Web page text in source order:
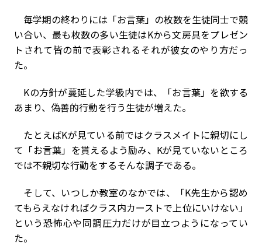
毎学期の終わりには「お言葉」の枚数を生徒同士で競
い合い、最も枚数の多い生徒はKから文房具をプレゼン
トされて皆の前で表彰される――それが彼女のやり方だっ
た。
Kの方針が蔓延した学級内では、「お言葉」を欲する
あまり、偽善的行動を行う生徒が増えた。
たとえばKが見ている前ではクラスメイトに親切にし
て「お言葉」を貰えるよう励み、Kが見ていないところ
では不親切な行動をする――そんな調子である。
そして、いつしか教室のなかでは、「K先生から認め
てもらえなければクラス内カーストで上位にいけない」
という恐怖心や同調圧力だけが目立つようになってい
た。